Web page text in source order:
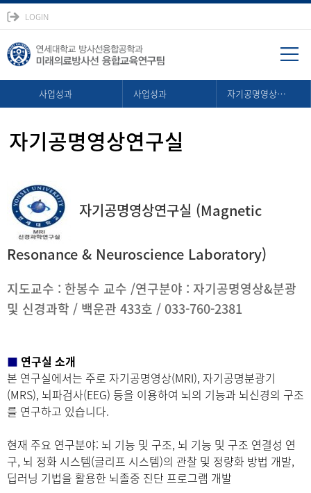
LOGIN
사업성과 사업성과 자기공명영상연구실
자기공명영상연구실
자기공명영상연구실 (Magnetic
Resonance & Neuroscience Laboratory)
지도교수 : 한봉수 교수 /연구분야 : 자기공명영상&분광
및 신경과학 / 백운관 433호 / 033-760-2381
■ 연구실 소개
본 연구실에서는 주로 자기공명영상(MRI), 자기공명분광기
(MRS), 뇌파검사(EEG) 등을 이용하여 뇌의 기능과 뇌신경의 구조
를 연구하고 있습니다.
현재 주요 연구분야: 뇌 기능 및 구조, 뇌 기능 및 구조 연결성 연
구, 뇌 정화 시스템(글리프 시스템)의 관찰 및 정량화 방법 개발,
딥러닝 기법을 활용한 뇌졸중 진단 프로그램 개발